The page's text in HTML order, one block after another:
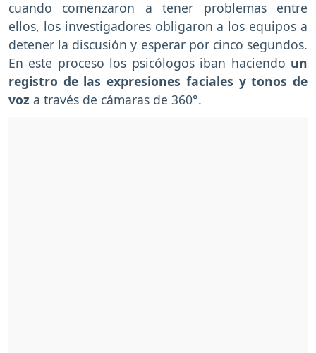
cuando comenzaron a tener problemas entre
ellos, los investigadores obligaron a los equipos a
detener la discusión y esperar por cinco segundos.
En este proceso los psicólogos iban haciendo un
registro de las expresiones faciales y tonos de
voz a través de cámaras de 360°.